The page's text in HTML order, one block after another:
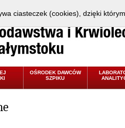
OŚRODEK DAWCÓW
SZPIKU
ciasteczek (cookies), dzięki